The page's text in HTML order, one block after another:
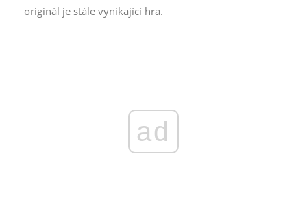
originál je stále vynikající hra.
ad